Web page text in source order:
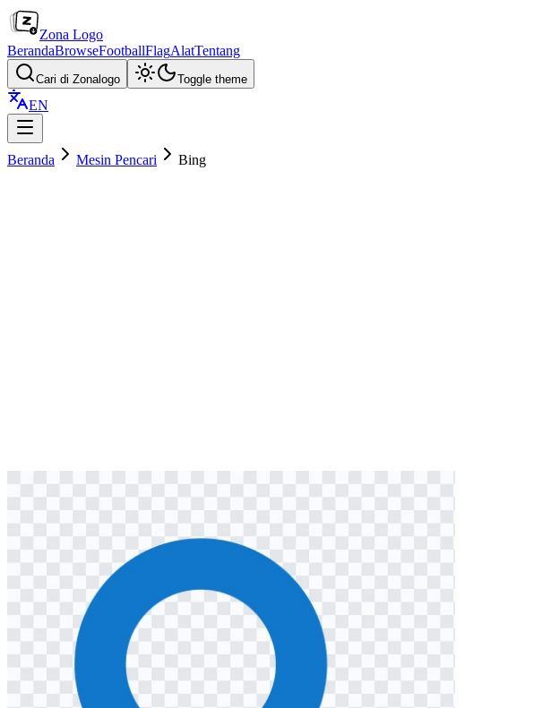
Zona Logo
BerandaBrowseFootballFlagAlatTentang
Cari di Zonalogo Toggle theme
EN
Beranda Mesin Pencari Bing